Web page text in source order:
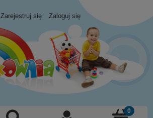
Zarejestruj się Zaloguj się